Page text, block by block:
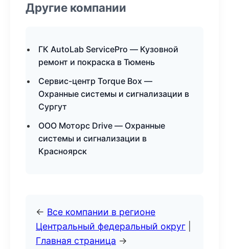
Другие компании
ГК AutoLab ServicePro — Кузовной
ремонт и покраска в Тюмень
Сервис-центр Torque Box —
Охранные системы и сигнализации в
Сургут
ООО Моторс Drive — Охранные
системы и сигнализации в
Красноярск
← Все компании в регионе
Центральный федеральный округ
Главная страница →